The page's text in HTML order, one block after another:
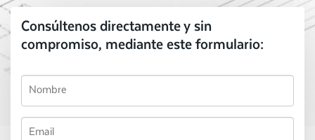
Consúltenos directamente y sin
compromiso, mediante este formulario: